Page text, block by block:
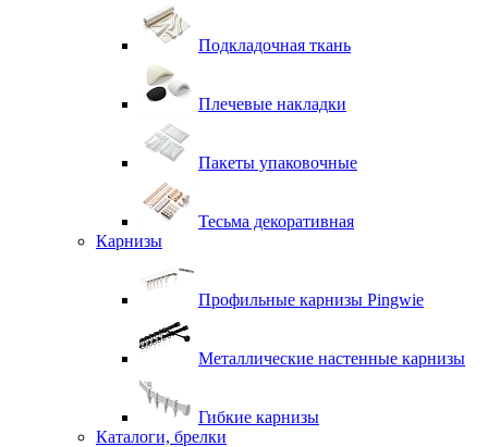
Подкладочная ткань
Плечевые накладки
Пакеты упаковочные
Тесьма декоративная
Карнизы
Профильные карнизы Pingwie
Металлические настенные карнизы
Гибкие карнизы
Каталоги, брелки